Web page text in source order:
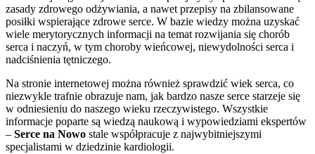
zasady zdrowego odżywiania, a nawet przepisy na zbilansowane
posiłki wspierające zdrowe serce. W bazie wiedzy można uzyskać
wiele merytorycznych informacji na temat rozwijania się chorób
serca i naczyń, w tym choroby wieńcowej, niewydolności serca i
nadciśnienia tętniczego.
Na stronie internetowej można również sprawdzić wiek serca, co
niezwykle trafnie obrazuje nam, jak bardzo nasze serce starzeje się
w odniesieniu do naszego wieku rzeczywistego. Wszystkie
informacje poparte są wiedzą naukową i wypowiedziami ekspertów
– Serce na Nowo stale współpracuje z najwybitniejszymi
specjalistami w dziedzinie kardiologii.